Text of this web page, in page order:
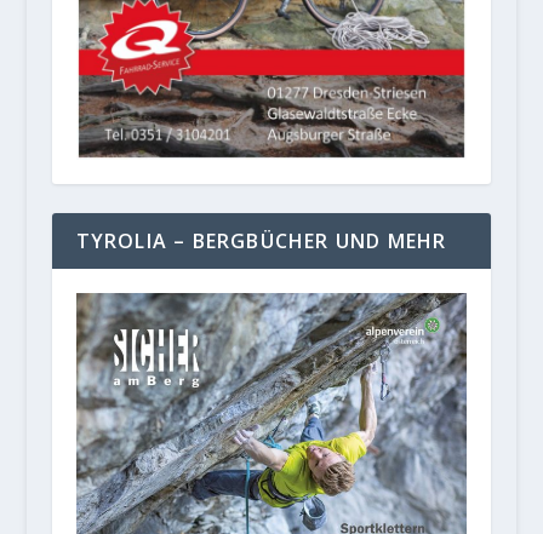
TYROLIA – BERGBÜCHER UND MEHR